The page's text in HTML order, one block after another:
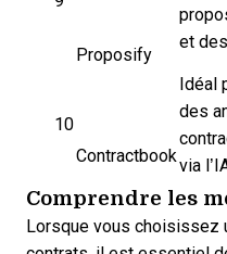
Proposify
et
10
Contractbook
Idéal
des
via
Comprendre les
Lorsque vous choisissez